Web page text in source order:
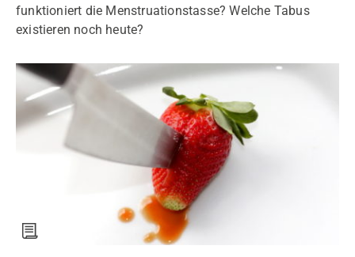
funktioniert die Menstruationstasse? Welche Tabus
existieren noch heute?